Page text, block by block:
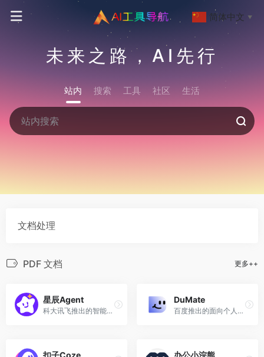
未来之路，AI先行
站内 搜索 工具 社区 生活
文档处理
PDF 文档 更多++
星辰Agent
科大讯飞推出的智能体Agent开发平台，助力开发者快速搭建生产级智能体
DuMate
百度推出的面向个人及团队的桌面级AI智能体
扣子Coze 办公小浣熊
简体中文 ▼